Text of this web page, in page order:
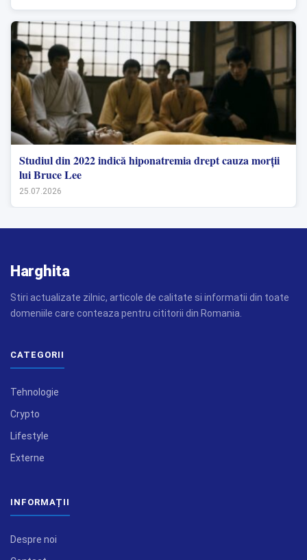
Studiul din 2022 indică hiponatremia drept cauza morții
lui Bruce Lee
25.07.2026
Harghita
Stiri actualizate zilnic, articole de calitate si informatii din toate
domeniile care conteaza pentru cititorii din Romania.
CATEGORII
Tehnologie
Crypto
Lifestyle
Externe
INFORMAȚII
Despre noi